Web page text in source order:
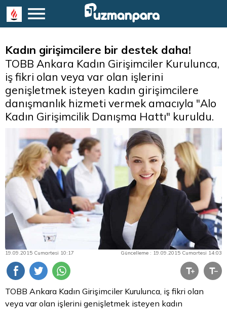
Kadın girişimcilere bir destek daha!
TOBB Ankara Kadın Girişimciler Kurulunca,
iş fikri olan veya var olan işlerini
genişletmek isteyen kadın girişimcilere
danışmanlık hizmeti vermek amacıyla "Alo
Kadın Girişimcilik Danışma Hattı" kuruldu.
19.09.2015 Cumartesi 10:17 Güncelleme : 19.09.2015 Cumartesi 14:03
TOBB Ankara Kadın Girişimciler Kurulunca, iş fikri olan
veya var olan işlerini genişletmek isteyen kadın